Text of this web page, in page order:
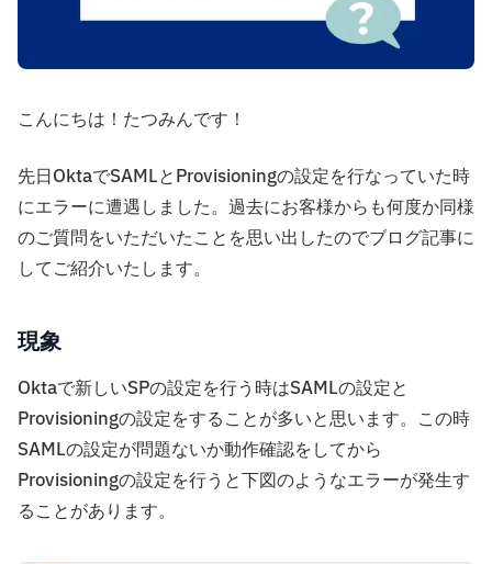
こんにちは！たつみんです！
先日OktaでSAMLとProvisioningの設定を行なっていた時
にエラーに遭遇しました。過去にお客様からも何度か同様
のご質問をいただいたことを思い出したのでブログ記事に
してご紹介いたします。
現象
Oktaで新しいSPの設定を行う時はSAMLの設定と
Provisioningの設定をすることが多いと思います。この時
SAMLの設定が問題ないか動作確認をしてから
Provisioningの設定を行うと下図のようなエラーが発生す
ることがあります。